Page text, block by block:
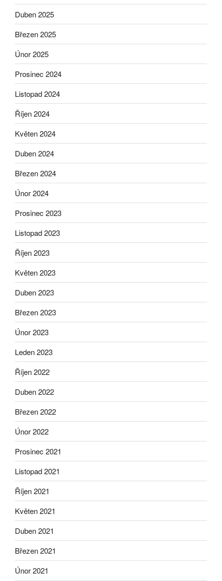
Duben 2025
Březen 2025
Únor 2025
Prosinec 2024
Listopad 2024
Říjen 2024
Květen 2024
Duben 2024
Březen 2024
Únor 2024
Prosinec 2023
Listopad 2023
Říjen 2023
Květen 2023
Duben 2023
Březen 2023
Únor 2023
Leden 2023
Říjen 2022
Duben 2022
Březen 2022
Únor 2022
Prosinec 2021
Listopad 2021
Říjen 2021
Květen 2021
Duben 2021
Březen 2021
Únor 2021